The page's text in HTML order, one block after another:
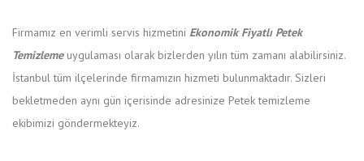
Firmamız en verimli servis hizmetini Ekonomik Fiyatlı Petek
Temizlemeuygulaması olarak bizlerden yılın tüm zamanı alabilirsiniz.
İstanbul tüm ilçelerinde firmamızın hizmeti bulunmaktadır. Sizleri
bekletmeden aynı gün içerisinde adresinize Petek temizleme
ekibimizi göndermekteyiz.